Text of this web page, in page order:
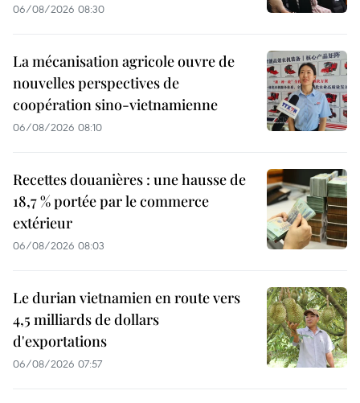
06/08/2026 08:30
La mécanisation agricole ouvre de
nouvelles perspectives de
coopération sino-vietnamienne
06/08/2026 08:10
Recettes douanières : une hausse de
18,7 % portée par le commerce
extérieur
06/08/2026 08:03
Le durian vietnamien en route vers
4,5 milliards de dollars
d'exportations
06/08/2026 07:57